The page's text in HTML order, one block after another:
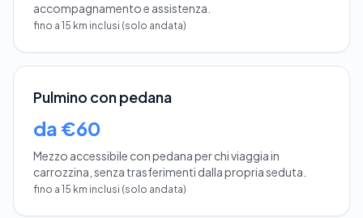
accompagnamento e assistenza.
fino a 15 km inclusi (solo andata)
Pulmino con pedana
da €60
Mezzo accessibile con pedana per chi viaggia in
carrozzina, senza trasferimenti dalla propria seduta.
fino a 15 km inclusi (solo andata)